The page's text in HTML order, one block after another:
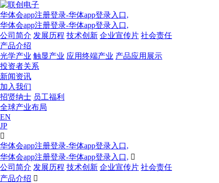
华体会app注册登录-华体app登录入口,
华体会app注册登录-华体app登录入口,
公司简介 发展历程 技术创新 企业宣传片 社会责任
产品介绍
光学产业 触显产业 应用终端产业 产品应用展示
投资者关系
新闻资讯
加入我们
招贤纳士 员工福利
全球产业布局
EN
JP

华体会app注册登录-华体app登录入口,
华体会app注册登录-华体app登录入口, 
公司简介 发展历程 技术创新 企业宣传片 社会责任
产品介绍 